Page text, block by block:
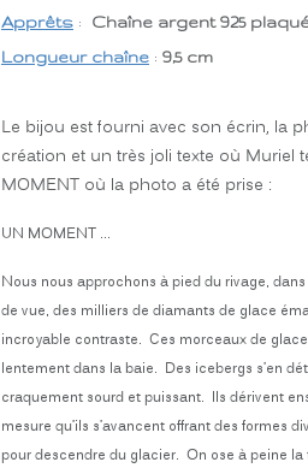
Apprêts : Chaîne argent 925
Longueur chaîne : 9,5 cm
Le bijou est fourni avec son écrin, la
création et un très joli texte où Muriel
MOMENT où la photo a été prise :
UN MOMENT ...
Nous nous approchons à pied du rivage,
de vue, des milliers de diamants de glace
incroyable contraste. Ces morceaux de
lentement dans la baie. Des icebergs s’en
craquement sourd et puissant. Ils dérivent
mesure qu’ils s’avancent offrant des formes
pour descendre du glacier. On ose à peine